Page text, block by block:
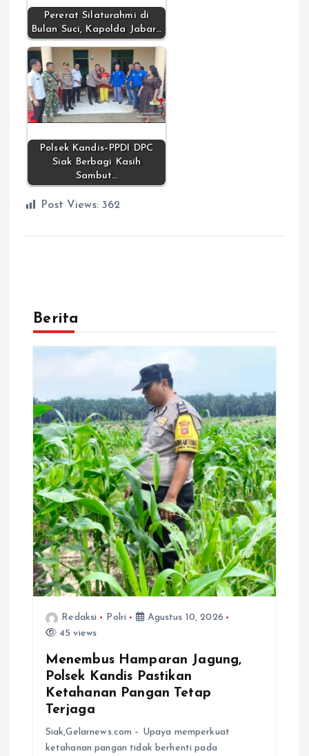
Pererat Silaturahmi di
Bulan Suci, Kapolda Jabar…
Polsek Kandis–PPDI DPC
Siak Berbagi Kasih
Sambut…
Post Views: 362
Berita
Redaksi Polri
Agustus 10, 2026
45 views
Menembus Hamparan Jagung,
Polsek Kandis Pastikan
Ketahanan Pangan Tetap
Terjaga
Siak,Gelarnews.com – Upaya memperkuat
ketahanan pangan tidak berhenti pada